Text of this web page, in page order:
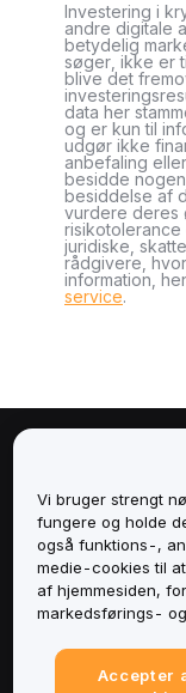
Investering i
andre digitale
betydelig
søger, ikke er
blive det
data her
og er kun til
udgør ikke
anbefaling
besidde
besiddelse af
vurdere deres
juridiske,
rådgivere,
information,
service.
Tjenester
Support
Vi bruger strengt
fungere og holde
også funktions-,
medie-cookies til
af hjemmesiden,
markedsførings-
Accepter